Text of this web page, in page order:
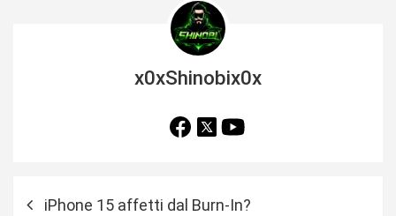
x0xShinobix0x
iPhone 15 affetti dal Burn-In?